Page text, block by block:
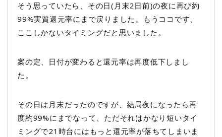
そう思っていたら、その日(月末2日前)の夜に再び約
99%実質還元率にまで戻りました。もうココです、
ここしかないタイミングだと思いました。
案の定、日付が変わると還元率は再度低下しまし
た。
その日は月末だったのですが、結局夜になったら再
度約99%にまでなって、ただそれはかなり短いタイ
ミングで21時台にはもっと還元率が落ちてしまいま